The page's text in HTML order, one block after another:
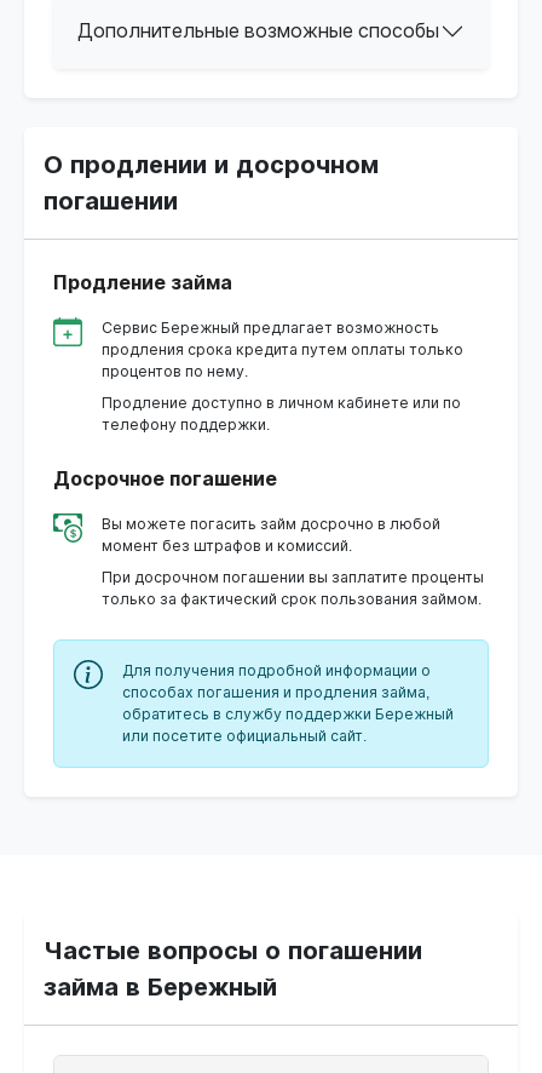
Дополнительные возможные способы
О продлении и досрочном
погашении
Продление займа
Сервис Бережный предлагает возможность
продления срока кредита путем оплаты только
процентов по нему.
Продление доступно в личном кабинете или по
телефону поддержки.
Досрочное погашение
Вы можете погасить займ досрочно в любой
момент без штрафов и комиссий.
При досрочном погашении вы заплатите проценты
только за фактический срок пользования займом.
Для получения подробной информации о
способах погашения и продления займа,
обратитесь в службу поддержки Бережный
или посетите официальный сайт.
Частые вопросы о погашении
займа в Бережный